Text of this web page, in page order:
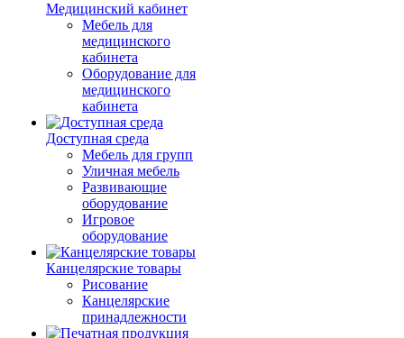
Медицинский кабинет
Мебель для
медицинского
кабинета
Оборудование для
медицинского
кабинета
Доступная среда
Мебель для групп
Уличная мебель
Развивающие
оборудование
Игровое
оборудование
Канцелярские товары
Рисование
Канцелярские
принадлежности